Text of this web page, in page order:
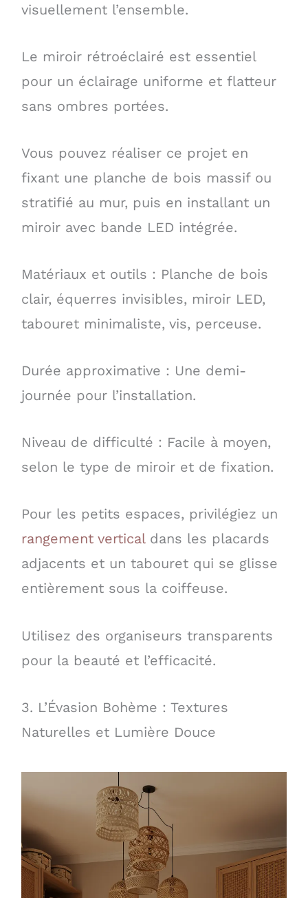
visuellement l’ensemble.
Le miroir rétroéclairé est essentiel
pour un éclairage uniforme et flatteur
sans ombres portées.
Vous pouvez réaliser ce projet en
fixant une planche de bois massif ou
stratifié au mur, puis en installant un
miroir avec bande LED intégrée.
Matériaux et outils : Planche de bois
clair, équerres invisibles, miroir LED,
tabouret minimaliste, vis, perceuse.
Durée approximative : Une demi-
journée pour l’installation.
Niveau de difficulté : Facile à moyen,
selon le type de miroir et de fixation.
Pour les petits espaces, privilégiez un
rangement verticaldans les placards
adjacents et un tabouret qui se glisse
entièrement sous la coiffeuse.
Utilisez des organiseurs transparents
pour la beauté et l’efficacité.
3. L’Évasion Bohème : Textures
Naturelles et Lumière Douce